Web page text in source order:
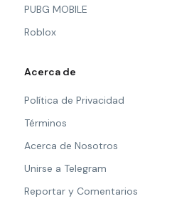
PUBG MOBILE
Roblox
Acerca de
Política de Privacidad
Términos
Acerca de Nosotros
Unirse a Telegram
Reportar y Comentarios